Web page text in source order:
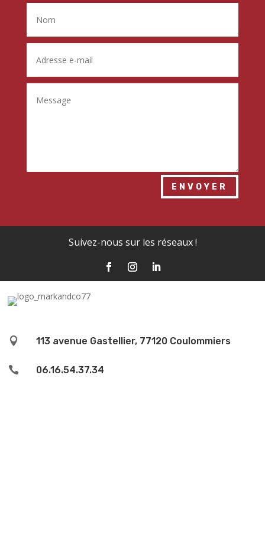
ENVOYER
Suivez-nous sur les réseaux !
 113 avenue Gastellier, 77120 Coulommiers
 06.16.54.37.34